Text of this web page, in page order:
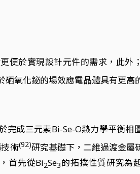
便於實現設計元件的需求，此外
硒氧化鉍的場效應電晶體具有更高
完成三元素Bi-Se-O熱力學平衡相
術(92)研究基礎下，二維過渡金屬
首先從Bi2Se3的拓撲性質研究為